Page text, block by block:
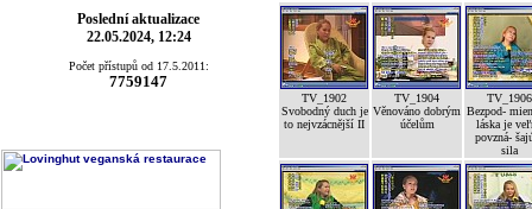
Poslední aktualizace
22.05.2024, 12:24
Počet přístupů od 17.5.2011:
7759147
TV_1902
Svobodný duch je
to nejvzácnější II
TV_1904
Věnováno dobrým
účelům
TV_1906
Bezpod-
láska je
povzná-
sila